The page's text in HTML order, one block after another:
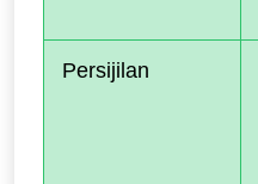
Persijilan